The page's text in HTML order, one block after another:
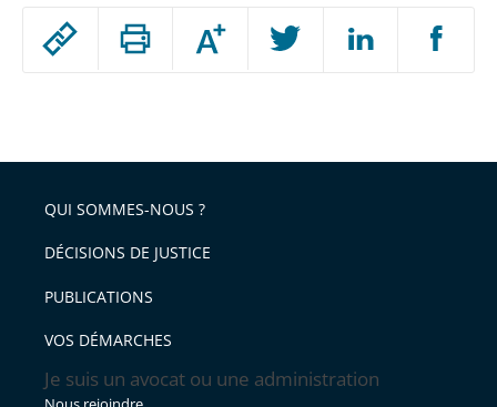
Passer
arriver
après
Augmenter
ou
l'article
pour
avant
QUI SOMMES-NOUS ?
DÉCISIONS DE JUSTICE
PUBLICATIONS
VOS DÉMARCHES
Je suis un avocat ou une administration